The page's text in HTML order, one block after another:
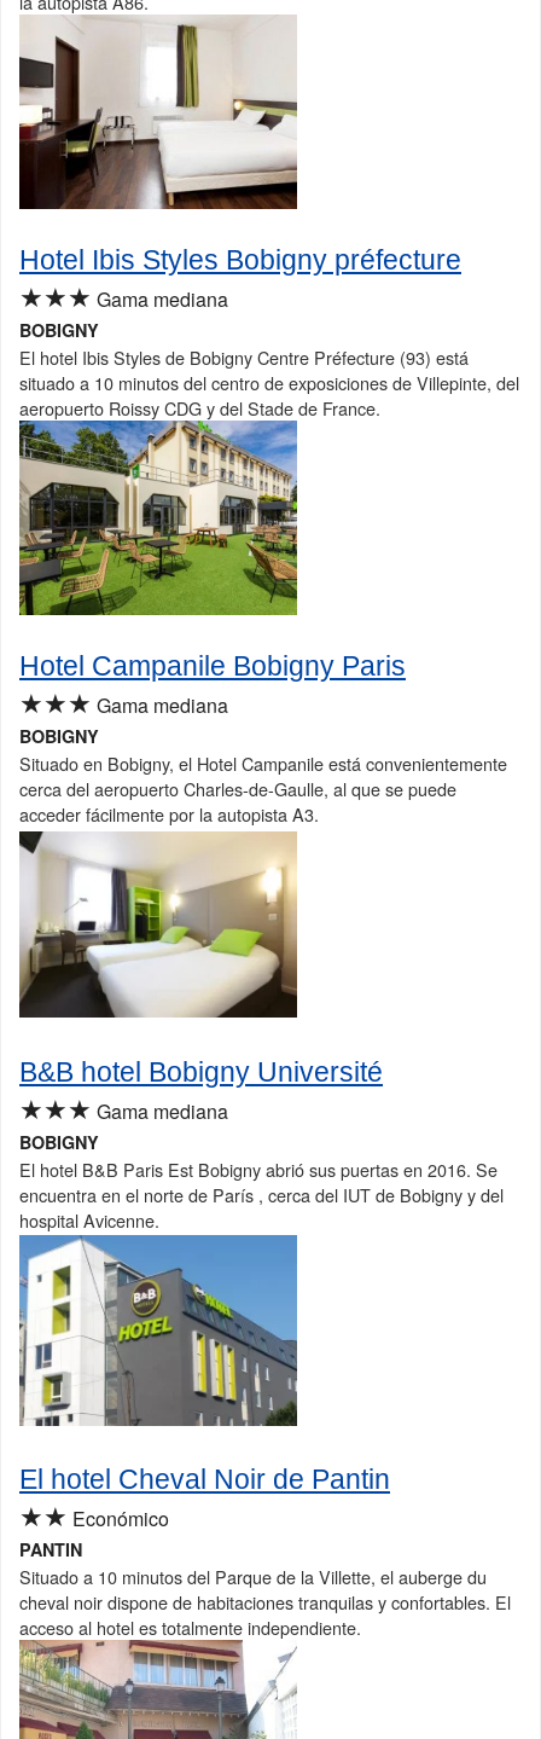
Hotel Ibis Styles Bobigny préfecture
★★★ Gama mediana
BOBIGNY
El hotel Ibis Styles de Bobigny Centre Préfecture (93) está
situado a 10 minutos del centro de exposiciones de Villepinte, del
aeropuerto Roissy CDG y del Stade de France.
Hotel Campanile Bobigny Paris
★★★ Gama mediana
BOBIGNY
Situado en Bobigny, el Hotel Campanile está convenientemente
cerca del aeropuerto Charles-de-Gaulle, al que se puede
acceder fácilmente por la autopista A3.
B&B hotel Bobigny Université
★★★ Gama mediana
BOBIGNY
El hotel B&B Paris Est Bobigny abrió sus puertas en 2016. Se
encuentra en el norte de París , cerca del IUT de Bobigny y del
hospital Avicenne.
El hotel Cheval Noir de Pantin
★★ Económico
PANTIN
Situado a 10 minutos del Parque de la Villette, el auberge du
cheval noir dispone de habitaciones tranquilas y confortables. El
acceso al hotel es totalmente independiente.